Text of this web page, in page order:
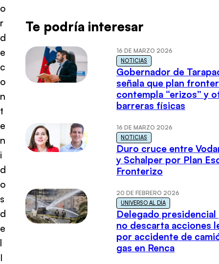
o
r
d
e
c
o
n
t
e
n
i
d
o
s
d
e
l
I
Te podría interesar
16 DE MARZO 2026
NOTICIAS
Gobernador de
señala que plan
contempla “erizos” y
barreras físicas
16 DE MARZO 2026
NOTICIAS
Duro cruce entre
y Schalper por Plan
Fronterizo
20 DE FEBRERO 2026
UNIVERSO AL DÍA
Delegado presidencial
no descarta acciones
por accidente de
gas en Renca